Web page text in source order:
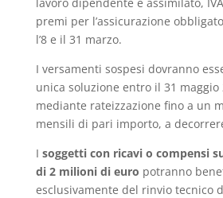
premi per l’assicurazione
l’8 e il 31 marzo.
I versamenti sospesi dovranno
unica soluzione entro il 31 maggio
mediante rateizzazione fino a un
mensili di pari importo, a
I soggetti con ricavi o compensi
di 2 milioni di euro potranno
esclusivamente del rinvio tecnico